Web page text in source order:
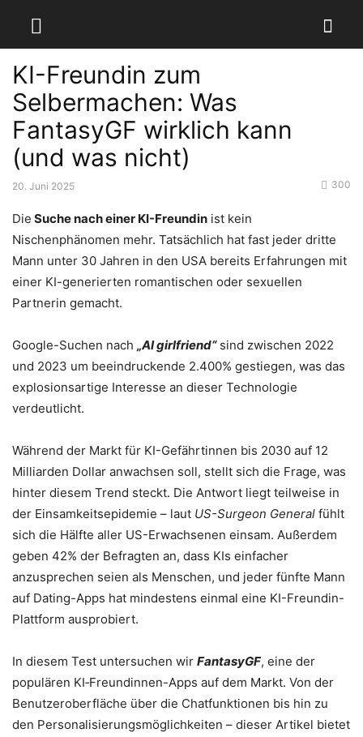
KI-Freundin zum
Selbermachen: Was
FantasyGF wirklich kann
(und was nicht)
20. Juni 2025 300
Die Suche nach einer KI-Freundin ist kein
Nischenphänomen mehr. Tatsächlich hat fast jeder dritte
Mann unter 30 Jahren in den USA bereits Erfahrungen mit
einer KI-generierten romantischen oder sexuellen
Partnerin gemacht.
Google-Suchen nach „AI girlfriend“sind zwischen 2022
und 2023 um beeindruckende 2.400% gestiegen, was das
explosionsartige Interesse an dieser Technologie
verdeutlicht.
Während der Markt für KI-Gefährtinnen bis 2030 auf 12
Milliarden Dollar anwachsen soll, stellt sich die Frage, was
hinter diesem Trend steckt. Die Antwort liegt teilweise in
der Einsamkeitsepidemie – laut US-Surgeon General fühlt
sich die Hälfte aller US-Erwachsenen einsam. Außerdem
geben 42% der Befragten an, dass KIs einfacher
anzusprechen seien als Menschen, und jeder fünfte Mann
auf Dating-Apps hat mindestens einmal eine KI-Freundin-
Plattform ausprobiert.
In diesem Test untersuchen wir FantasyGF, eine der
populären KI‑Freundinnen-Apps auf dem Markt. Von der
Benutzeroberfläche über die Chatfunktionen bis hin zu
den Personalisierungsmöglichkeiten – dieser Artikel bietet